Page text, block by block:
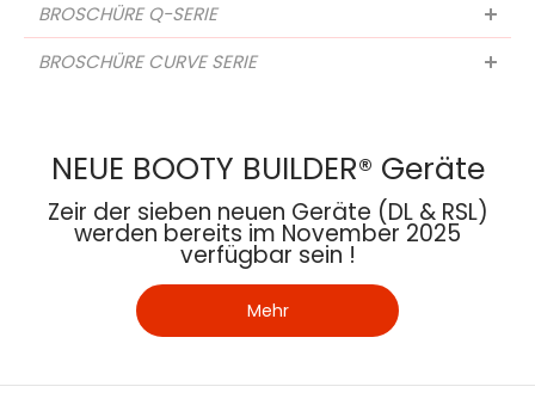
BROSCHÜRE Q-SERIE
BROSCHÜRE CURVE SERIE
NEUE BOOTY BUILDER® Geräte
Zeir der sieben neuen Geräte (DL & RSL)
werden bereits im November 2025
verfügbar sein !
Mehr